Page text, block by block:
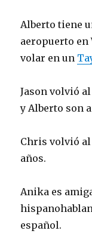
Alberto tiene
aeropuerto en
volar en un
Jason volvió
y Alberto son
Chris volvió al
años.
Anika es
español.